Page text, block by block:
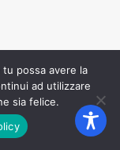
possa avere la
ad utilizzare
sia felice.